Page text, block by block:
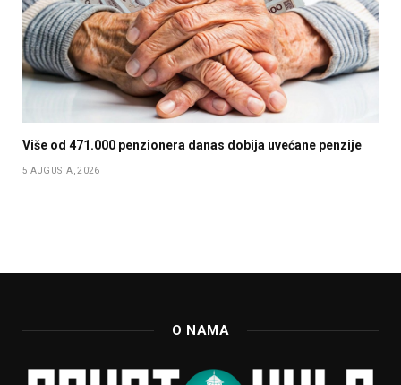
Više od 471.000 penzionera danas dobija uvećane penzije
5 AUGUSTA, 2026
O NAMA